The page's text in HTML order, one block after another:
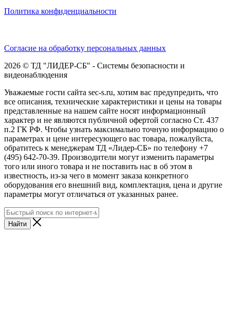
Политика конфиденциальности
Согласие на обработку персональных данных
2026 © ТД "ЛИДЕР-СБ" - Системы безопасности и
видеонаблюдения
Уважаемые гости сайта sec-s.ru, хотим вас предупредить, что
все описания, технические характеристики и цены на товары
представленные на нашем сайте носят информационный
характер и не являются публичной офертой согласно Ст. 437
п.2 ГК РФ. Чтобы узнать максимально точную информацию о
параметрах и цене интересующего вас товара, пожалуйста,
обратитесь к менеджерам ТД «Лидер-СБ» по телефону +7
(495) 642-70-39. Производители могут изменить параметры
того или иного товара и не поставить нас в об этом в
известность, из-за чего в момент заказа конкретного
оборудования его внешний вид, комплектация, цена и другие
параметры могут отличаться от указанных ранее.
Найти